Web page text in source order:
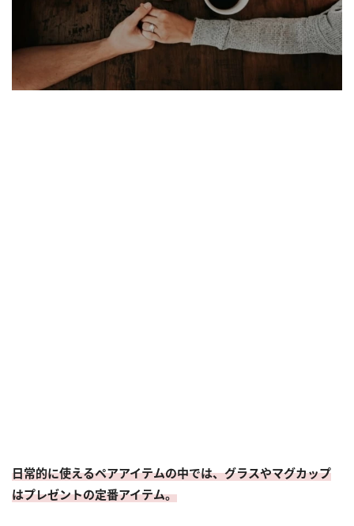
日常的に使えるペアアイテムの中では、グラスやマグカップ
はプレゼントの定番アイテム。